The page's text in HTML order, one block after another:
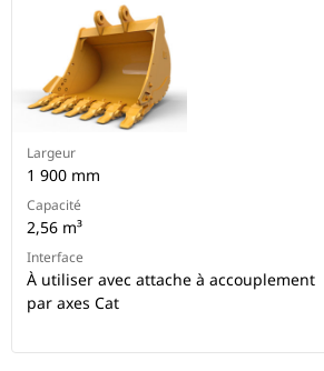
Largeur
1 900 mm
Capacité
2,56 m³
Interface
À utiliser avec attache à accouplement
par axes Cat